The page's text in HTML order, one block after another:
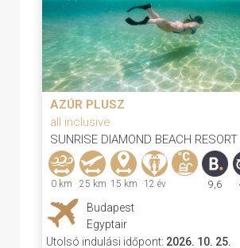
AZÚR PLUSZ
all inclusive
SUNRISE DIAMOND BEACH
0 km 25 km 15 km 12 év 9,6
Budapest
Egyptair
Utolsó indulási időpont: 2026. 10. 25.